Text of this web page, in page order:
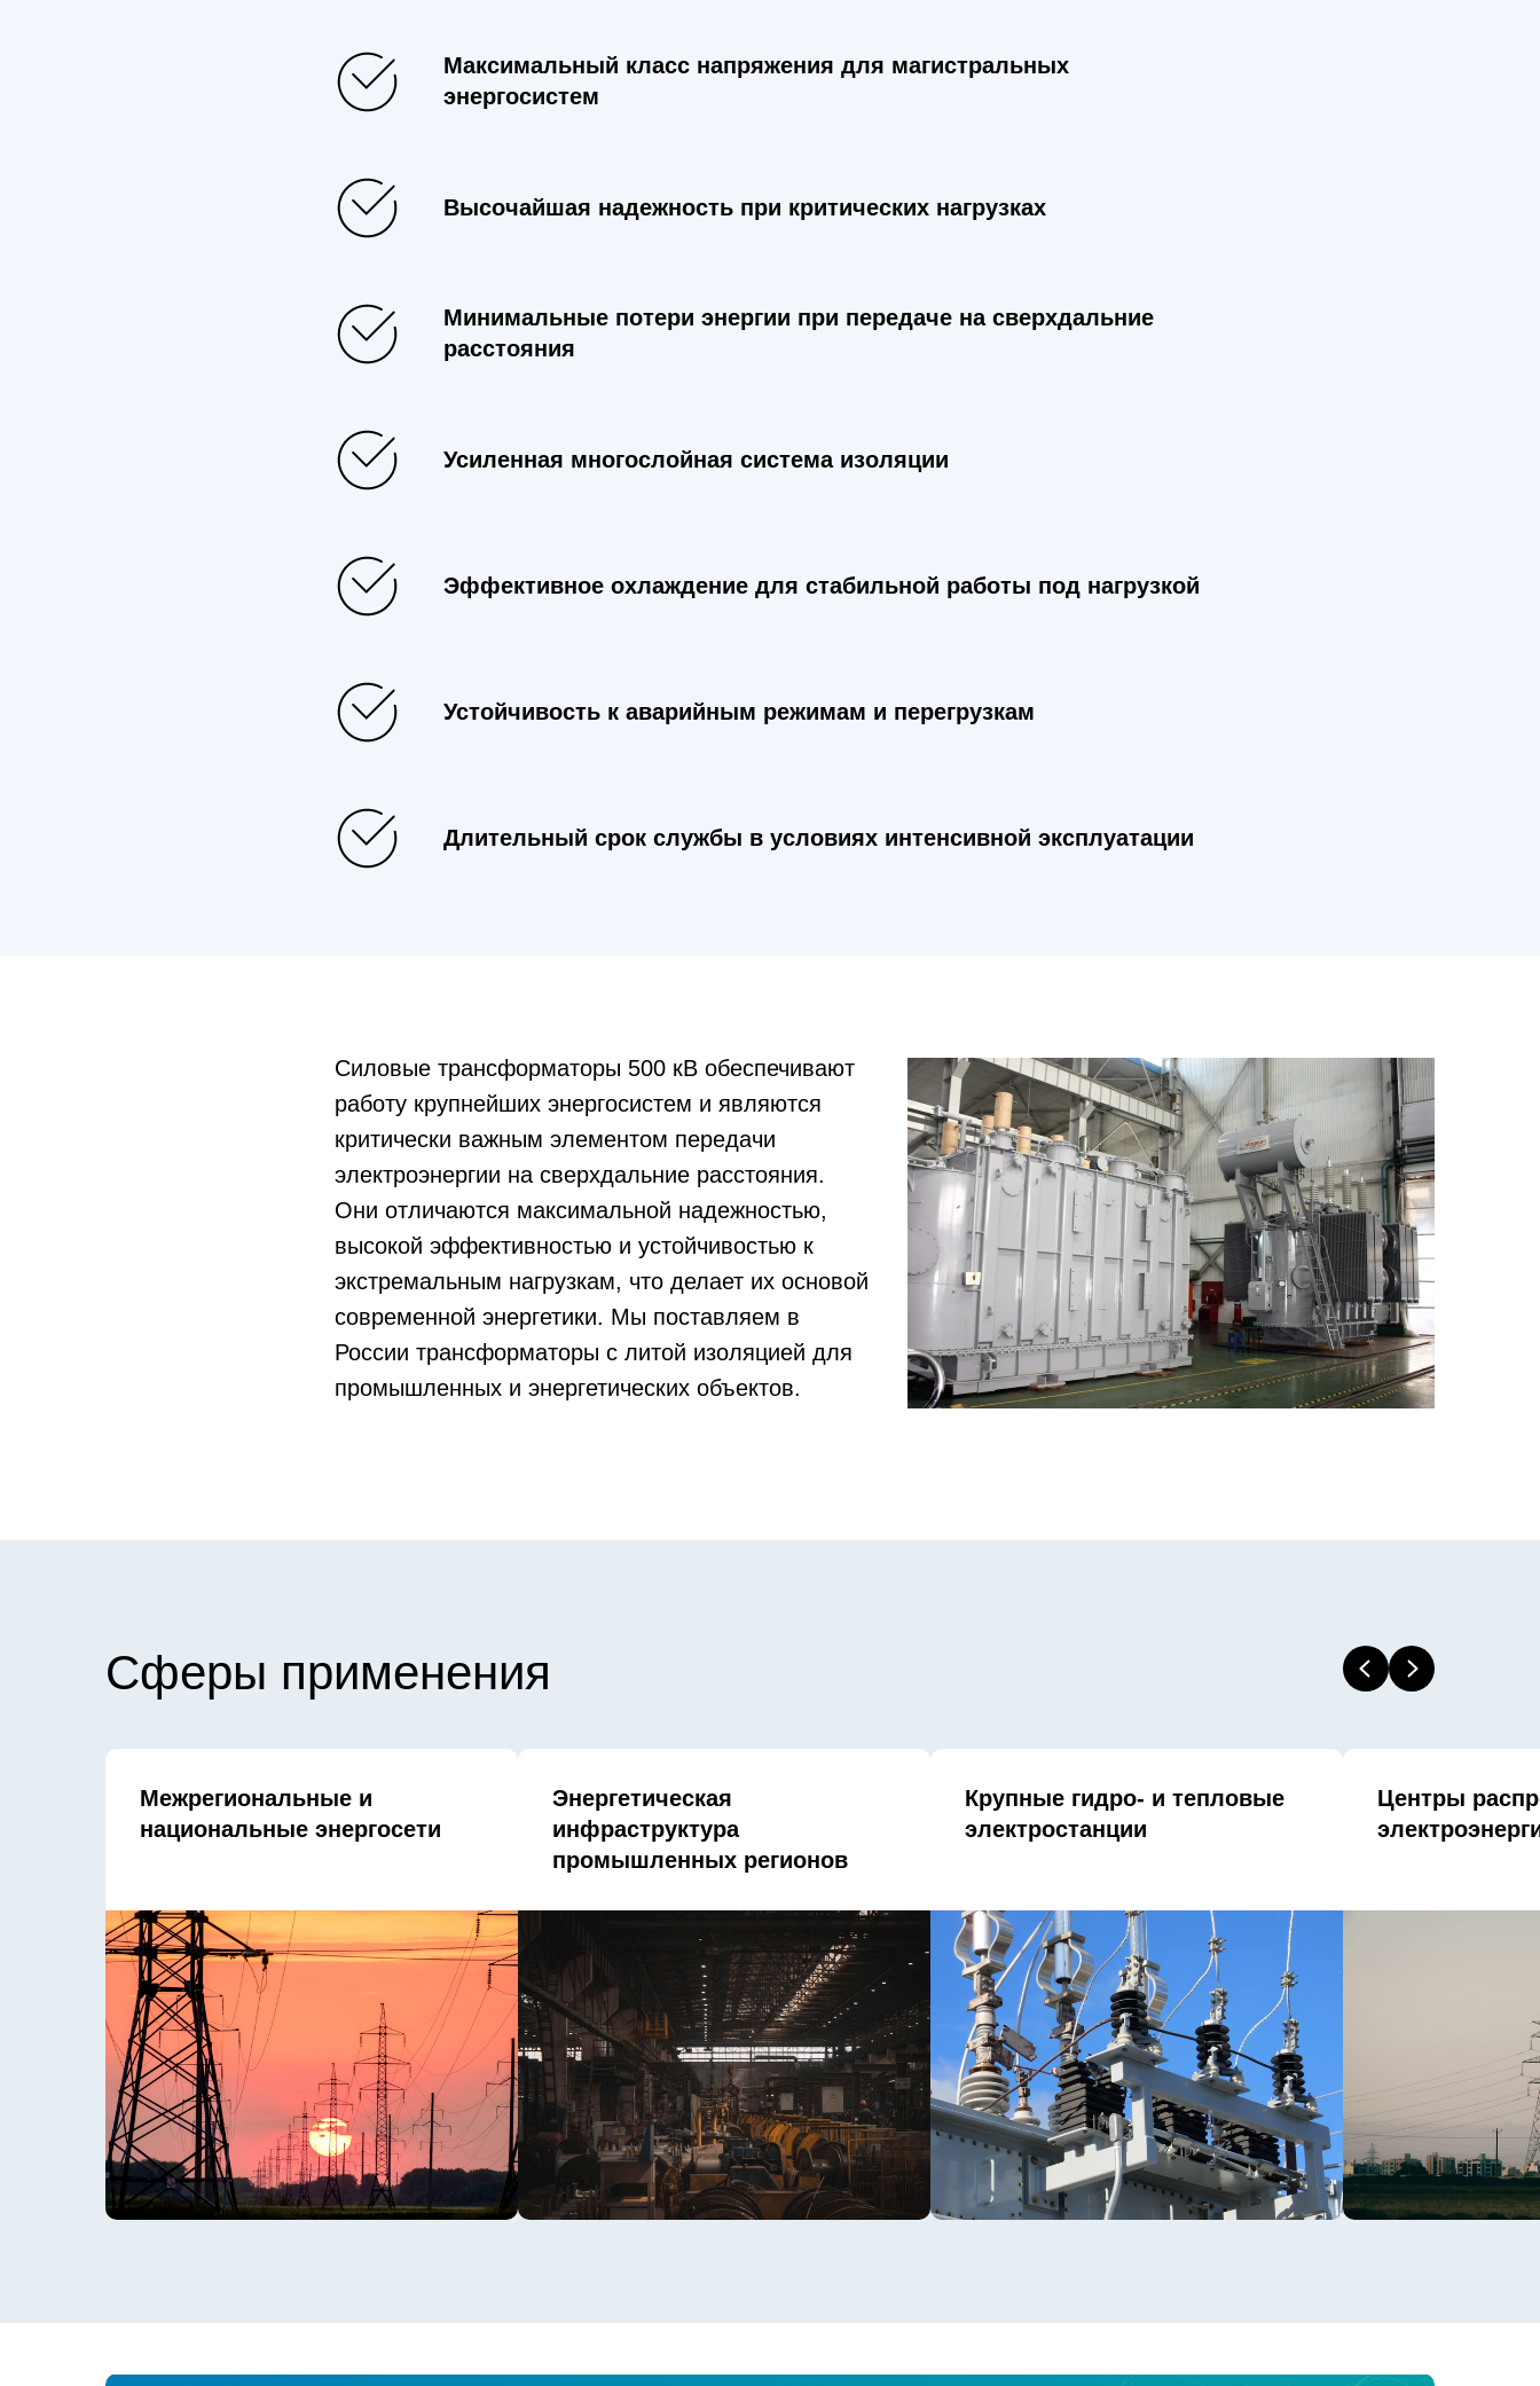
Максимальный класс напряжения для магистральных
энергосистем
Высочайшая надежность при критических нагрузках
Минимальные потери энергии при передаче на сверхдальние
расстояния
Усиленная многослойная система изоляции
Эффективное охлаждение для стабильной работы под нагрузкой
Устойчивость к аварийным режимам и перегрузкам
Длительный срок службы в условиях интенсивной эксплуатации
Силовые трансформаторы 500 кВ обеспечивают
работу крупнейших энергосистем и являются
критически важным элементом передачи
электроэнергии на сверхдальние расстояния.
Они отличаются максимальной надежностью,
высокой эффективностью и устойчивостью к
экстремальным нагрузкам, что делает их основой
современной энергетики. Мы поставляем в
России трансформаторы с литой изоляцией для
промышленных и энергетических объектов.
Сферы применения
Межрегиональные и
национальные энергосети
Энергетическая
инфраструктура
промышленных регионов
Крупные гидро- и тепловые
электростанции
Центры